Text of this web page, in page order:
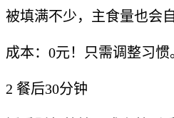
被填满不少，主食量也会
成本：0元！只需调整习惯
2 餐后30分钟